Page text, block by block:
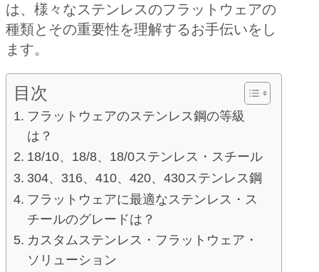
は、様々なステンレスのフラットウェアの
種類とその重要性を理解するお手伝いをし
ます。
目次
フラットウェアのステンレス鋼の等級
は？
18/10、18/8、18/0ステンレス・スチール
304、316、410、420、430ステンレス鋼
フラットウェアに最適なステンレス・ス
チールのグレードは？
カスタムステンレス・フラットウェア・
ソリューション